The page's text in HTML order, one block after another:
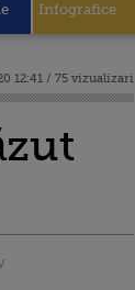
Infografice
12:41 / 75 vizualizari